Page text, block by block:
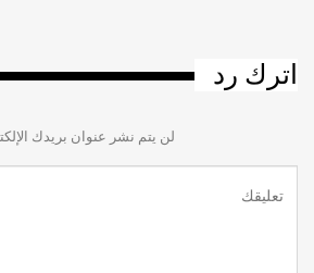
اترك رد
لن يتم نشر عنوان بريدك